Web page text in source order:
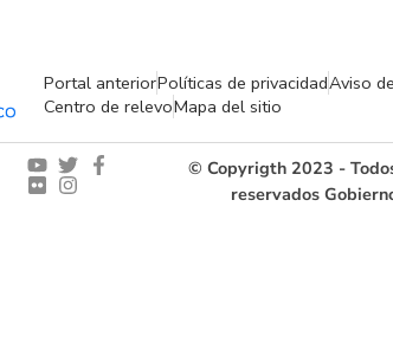
Portal anteriorPolíticas de privacidadAviso
Centro de relevoMapa del sitio
© Copyrigth 2023 -
reservados